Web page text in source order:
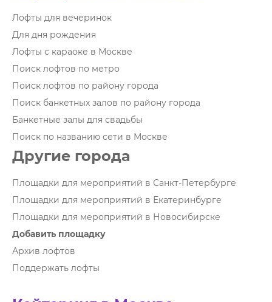
Лофты для вечеринок
Для дня рождения
Лофты с караоке в Москве
Поиск лофтов по метро
Поиск лофтов по району города
Поиск банкетных залов по району города
Банкетные залы для свадьбы
Поиск по названию сети в Москве
Другие города
Площадки для мероприятий в Санкт-Петербурге
Площадки для мероприятий в Екатеринбурге
Площадки для мероприятий в Новосибирске
Добавить площадку
Архив лофтов
Поддержать лофты